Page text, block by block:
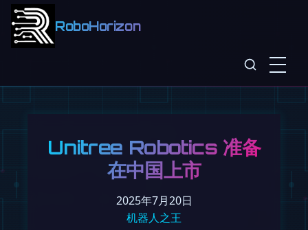
RoboHorizon
Unitree Robotics 准备
在中国上市
2025年7月20日
机器人之王